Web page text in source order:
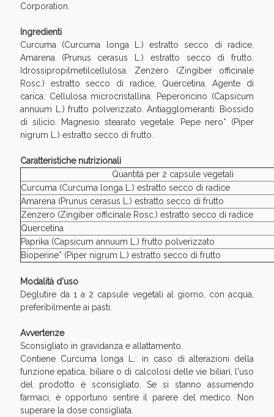
Corporation.
Ingredienti
Curcuma (Curcuma longa L.) estratto secco di radice,
Amarena (Prunus cerasus L.) estratto secco di frutto.
Idrossipropilmetilcellulosa. Zenzero (Zingiber officinale
Rosc.) estratto secco di radice, Quercetina. Agente di
carica: Cellulosa microcristallina. Peperoncino (Capsicum
annuum L.) frutto polverizzato. Antiagglomeranti: Biossido
di silicio. Magnesio stearato vegetale. Pepe nero* (Piper
nigrum L.) estratto secco di frutto.
Caratteristiche nutrizionali
Quantità per 2 capsule vegetali
Curcuma (Curcuma longa L.) estratto secco di radice
Amarena (Prunus cerasus L.) estratto secco di frutto
Zenzero (Zingiber officinale Rosc.) estratto secco di radice
Quercetina
Paprika (Capsicum annuum L.) frutto polverizzato
Bioperine* (Piper nigrum L.) estratto secco di frutto
Modalità d'uso
Deglutire da 1 a 2 capsule vegetali al giorno, con acqua,
preferibilmente ai pasti.
Avvertenze
Sconsigliato in gravidanza e allattamento.
Contiene Curcuma longa L.: in caso di alterazioni della
funzione epatica, biliare o di calcolosi delle vie biliari, l'uso
del prodotto è sconsigliato. Se si stanno assumendo
farmaci, è opportuno sentire il parere del medico. Non
superare la dose consigliata.
Benessere Intestinale: Sconto fino al 55% valido
Scopri le offerte di Oggi